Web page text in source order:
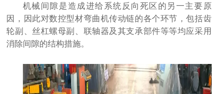
机械间隙是造成进给系统反向死区的另一主要原
因，因此对数控型材弯曲机传动链的各个环节，包括齿
轮副、丝杠螺母副、联轴器及其支承部件等等均应采用
消除间隙的结构措施。​​​​